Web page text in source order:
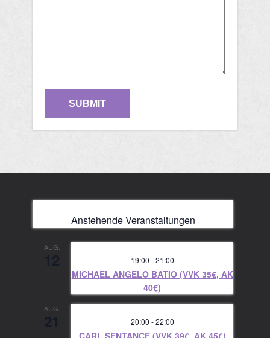
Anstehende Veranstaltungen
AUG.
19:00 -21:00
MICHAEL ANGELO BATIO (VVK 35€, AK
40€)
AUG.
20:00 -22:00